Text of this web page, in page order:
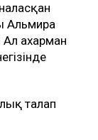
Альмира
Қахарман
талап